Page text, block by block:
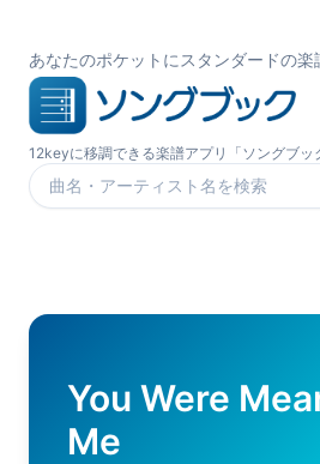
あなたのポケットにスタンダードの楽
12keyに移調できる楽譜アプリ「ソングブッ
楽曲を検索
You Were
Me